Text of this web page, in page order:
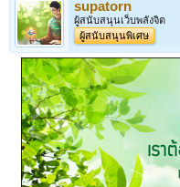
supatorn
ผู้สนับสนุนเว็บพลังจิต
ผู้สนับสนุนพิเศษ